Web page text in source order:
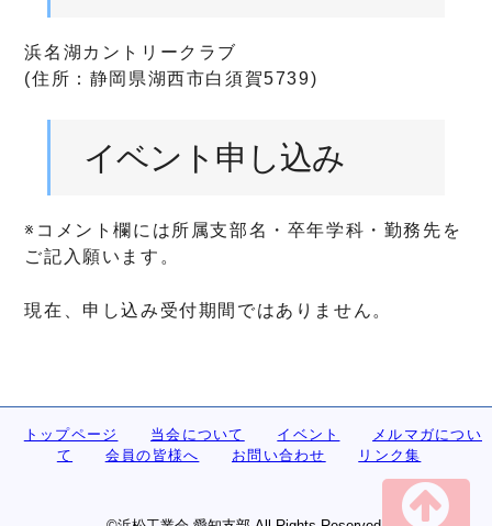
浜名湖カントリークラブ
(住所：静岡県湖西市白須賀5739)
イベント申し込み
※コメント欄には所属支部名・卒年学科・勤務先を
ご記入願います。
現在、申し込み受付期間ではありません。
トップページ 当会について イベント
メルマガについ
て
会員の皆様へ お問い合わせ リンク集